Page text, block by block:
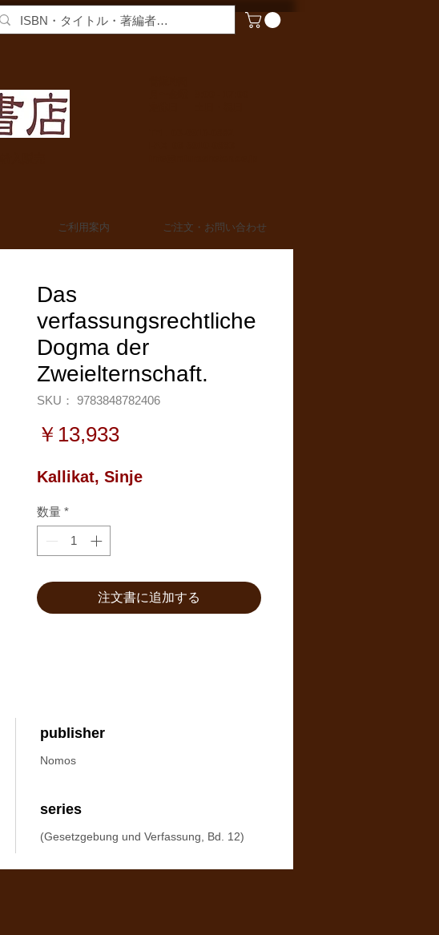
ご利用案内 ご注文・お問い合わせ
Das
verfassungsrechtliche
Dogma der
Zweielternschaft.
SKU： 9783848782406
￥13,933価
Kallikat, Sinje
数量 *
注文書に追加する
publisher
Nomos
series
(Gesetzgebung und Verfassung, Bd. 12)